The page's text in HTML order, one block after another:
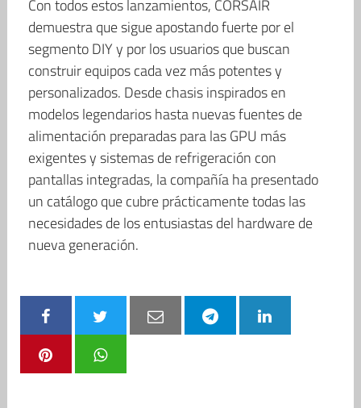
Con todos estos lanzamientos, CORSAIR
demuestra que sigue apostando fuerte por el
segmento DIY y por los usuarios que buscan
construir equipos cada vez más potentes y
personalizados. Desde chasis inspirados en
modelos legendarios hasta nuevas fuentes de
alimentación preparadas para las GPU más
exigentes y sistemas de refrigeración con
pantallas integradas, la compañía ha presentado
un catálogo que cubre prácticamente todas las
necesidades de los entusiastas del hardware de
nueva generación.